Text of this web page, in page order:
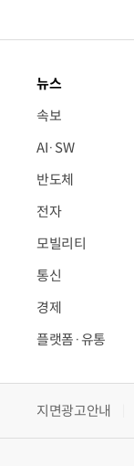
뉴스
속보
AI·SW
반도체
전자
모빌리티
통신
경제
플랫폼·유통
지면광고안내